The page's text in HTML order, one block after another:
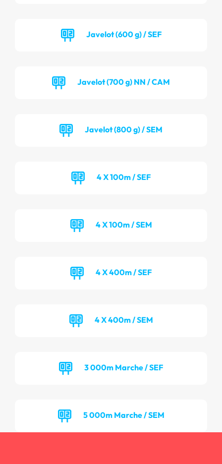
Javelot (600 g) / SEF
Javelot (700 g) NN / CAM
Javelot (800 g) / SEM
4 X 100m / SEF
4 X 100m / SEM
4 X 400m / SEF
4 X 400m / SEM
3 000m Marche / SEF
5 000m Marche / SEM